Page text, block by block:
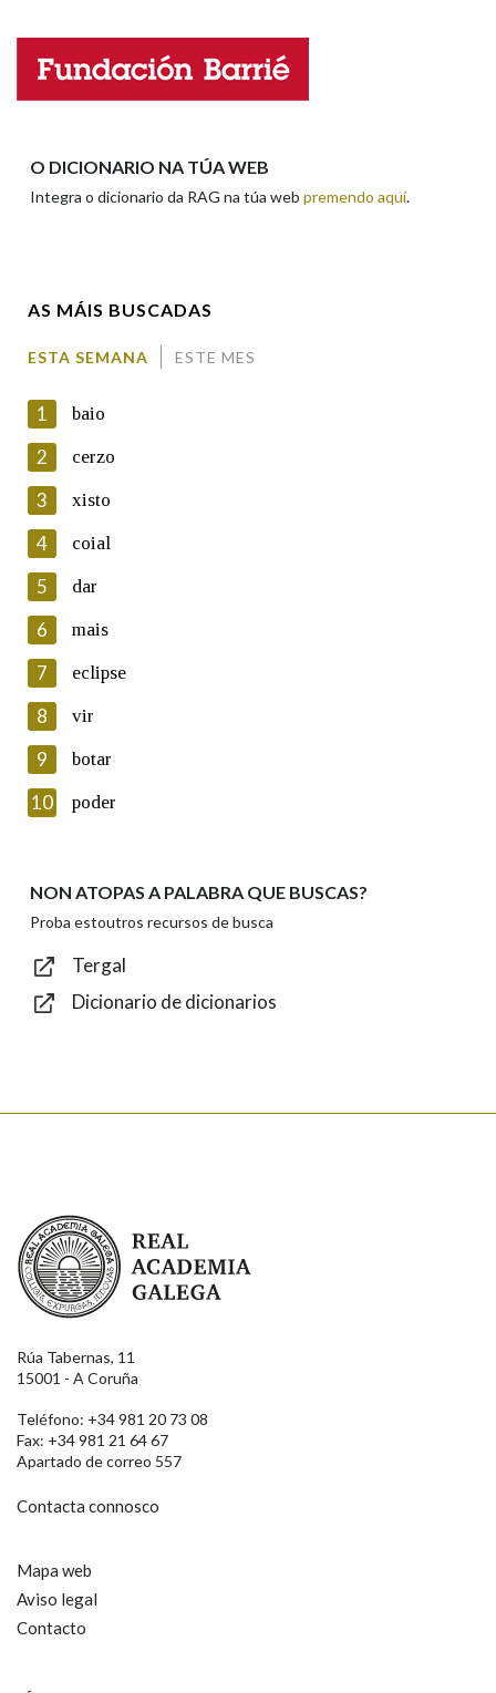
Nome
En cumprimento da normativa vixente en materia de
Protección de Datos de Carácter Persoal, a Real Academia
Galega informa a aqueles usuarios que faciliten o seu correo
electrónico, así como calquera outra información de carácter
persoal, que estes datos serán obxecto de tratamento
automatizado de carácter confidencial e incorporados aos seus
ficheiros informáticos. Así mesmo, os usuarios poderán exercer o
seu dereito de acceso, rectificación, oposición e cancelación dos
seus datos poñéndose en contacto connosco.
Lin e acepto as condicións da política de
Introduce o código que aparece na imaxe:
Texto de verificación
O DICIONARIO NA TÚA WEB
Integra o dicionario da RAG na túa web premendo aquí.
AS MÁIS BUSCADAS
ESTA SEMANA ESTE MES
1 baio
2 cerzo
3 xisto
4 coial
5 dar
6 mais
7 eclipse
8 vir
9 botar
10 poder
NON ATOPAS A PALABRA QUE BUSCAS?
Proba estoutros recursos de busca
Tergal
Dicionario de dicionarios
Real Academia Galega
Rúa Tabernas, 11
15001 - A Coruña
Teléfono: +34 981 20 73 08
Fax: +34 981 21 64 67
Apartado de correo 557
Contacta connosco
Mapa web
Aviso legal
Contacto